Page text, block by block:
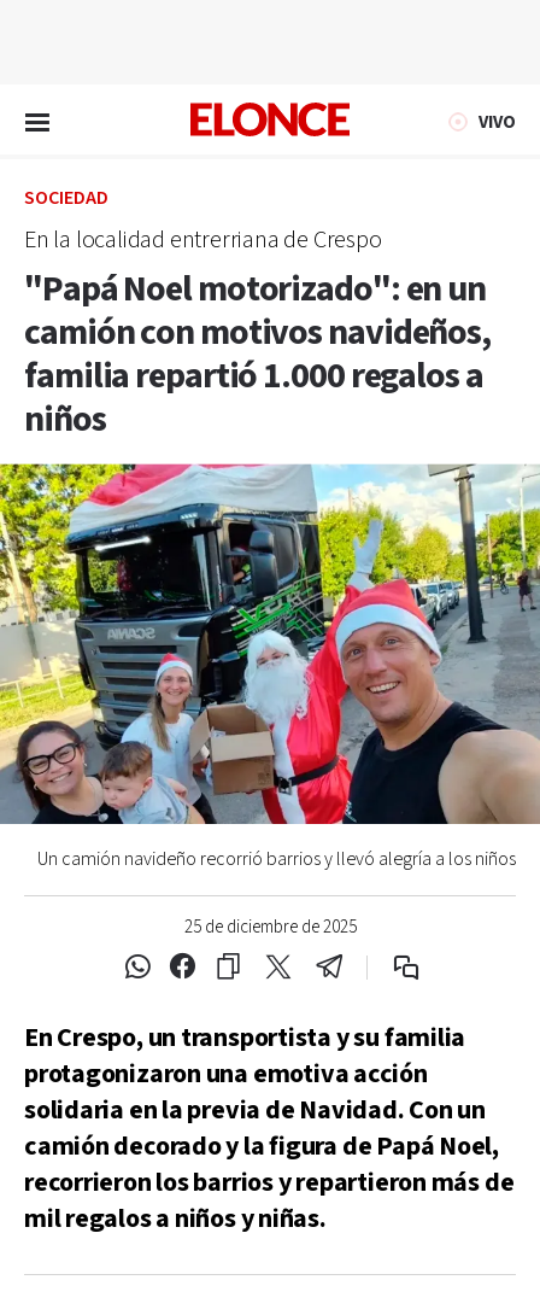
VIVO
SOCIEDAD
En la localidad entrerriana de Crespo
"Papá Noel motorizado": en un
camión con motivos navideños,
familia repartió 1.000 regalos a
niños
25 de diciembre de 2025
Un camión navideño recorrió barrios y llevó alegría a los niños
En Crespo, un transportista y su familia
protagonizaron una emotiva acción
solidaria en la previa de Navidad. Con un
camión decorado y la figura de Papá Noel,
recorrieron los barrios y repartieron más de
mil regalos a niños y niñas.